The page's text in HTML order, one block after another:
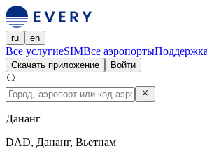
ru en
Все услугиeSIMВсе аэропортыПоддержка
Скачать приложение Войти
Дананг
DAD, Дананг, Вьетнам